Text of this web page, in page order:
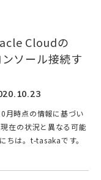
Cloudの
ソール接続す
時点の情報に基づい
在の状況と異なる可能
ちは。t-tasakaです。